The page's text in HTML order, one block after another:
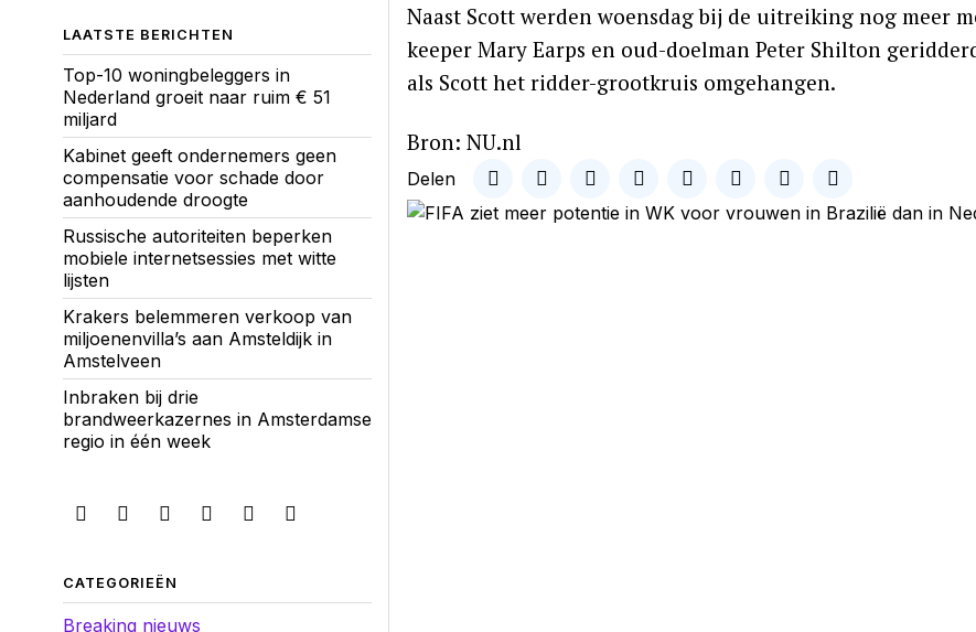
Naast Scott werden woensdag bij de uitreiking nog meer
keeper Mary Earps en oud-doelman Peter Shilton
als Scott het ridder-grootkruis omgehangen.
Bron: NU.nl
Delen
LAATSTE BERICHTEN
Top-10 woningbeleggers in
Nederland groeit naar ruim € 51
miljard
Kabinet geeft ondernemers geen
compensatie voor schade door
aanhoudende droogte
Russische autoriteiten beperken
mobiele internetsessies met witte
lijsten
Krakers belemmeren verkoop van
miljoenenvilla’s aan Amsteldijk in
Amstelveen
Inbraken bij drie
brandweerkazernes in Amsterdamse
regio in één week
CATEGORIEËN
Breaking nieuws